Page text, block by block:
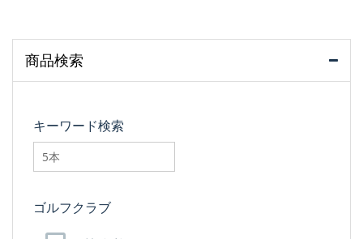
商品検索
キーワード検索
searchfilter_pro
ゴルフクラブ